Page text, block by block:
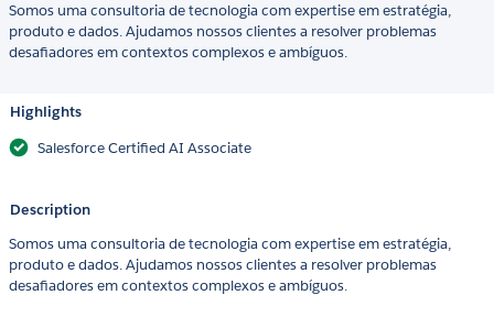
Somos uma consultoria de tecnologia com expertise em estratégia,
produto e dados. Ajudamos nossos clientes a resolver problemas
desafiadores em contextos complexos e ambíguos.
Highlights
Salesforce Certified AI Associate
Description
Somos uma consultoria de tecnologia com expertise em estratégia,
produto e dados. Ajudamos nossos clientes a resolver problemas
desafiadores em contextos complexos e ambíguos.